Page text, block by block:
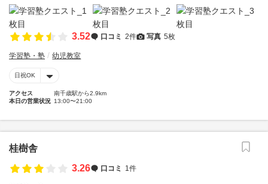
3.52 口コミ 2件 写真 5枚
学習塾・塾 幼児教室
日祝OK
アクセス
南千歳駅から2.9km
本日の営業状況 13:00〜21:00
桂樹舎
3.26
口コミ 1件